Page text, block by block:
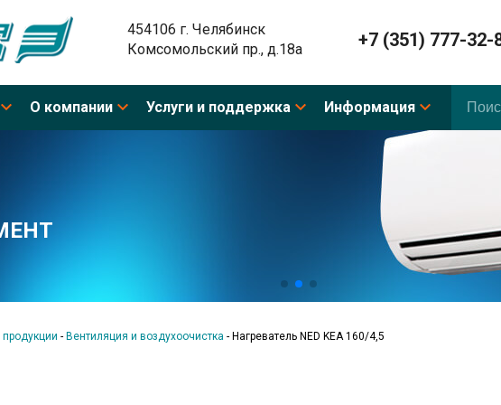
454106 г. Челябинск
Комсомольский пр., д.18а
+7 (351) 777-32-
О компании Услуги и поддержка Информация
продукции - Вентиляция и воздухоочистка - Нагреватель NED KEA 160/4,5